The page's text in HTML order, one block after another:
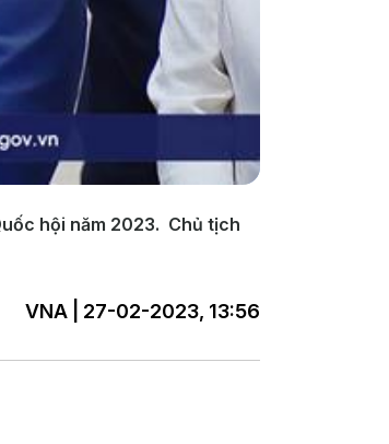
hội năm 2023. Chủ tịch
VNA | 27-02-2023, 13:56